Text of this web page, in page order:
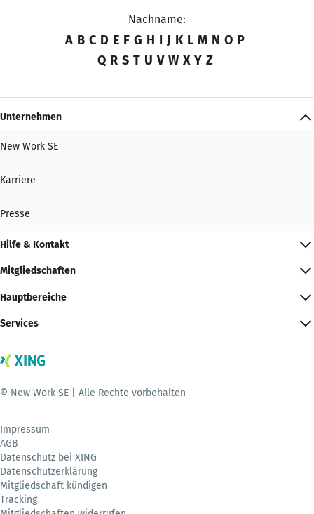
Nachname:
A B C D E F G H I J K L M N O P
Q R S T U V W X Y Z
Unternehmen
New Work SE
Karriere
Presse
Hilfe & Kontakt
Mitgliedschaften
Hauptbereiche
Services
© New Work SE | Alle Rechte vorbehalten
Impressum
AGB
Datenschutz bei XING
Datenschutzerklärung
Mitgliedschaft kündigen
Tracking